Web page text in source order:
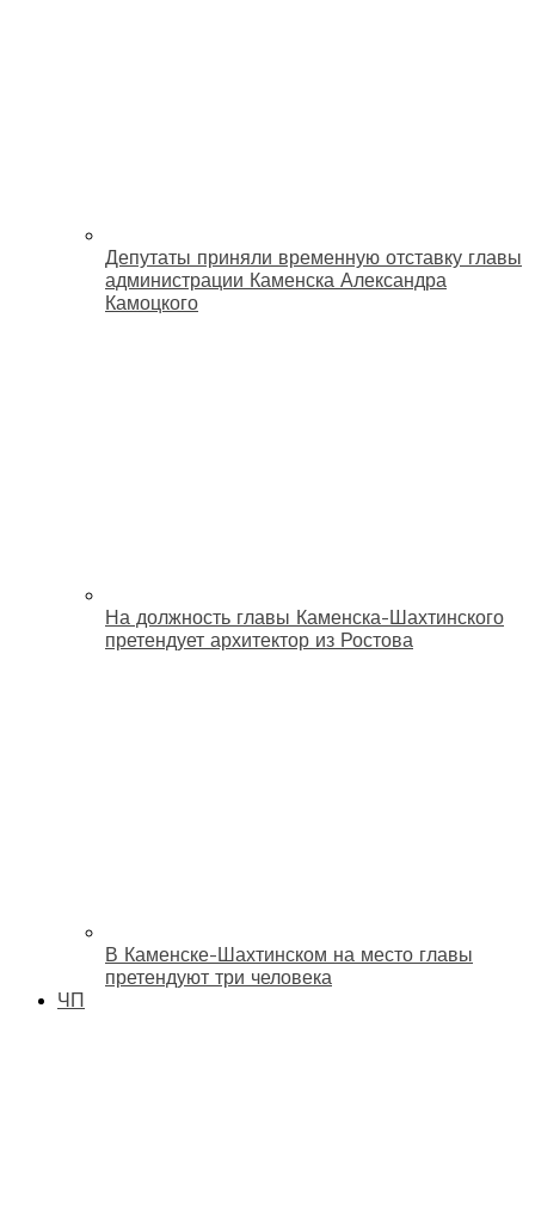
Депутаты приняли временную отставку главы
администрации Каменска Александра
Камоцкого
На должность главы Каменска-Шахтинского
претендует архитектор из Ростова
В Каменске-Шахтинском на место главы
претендуют три человека
ЧП